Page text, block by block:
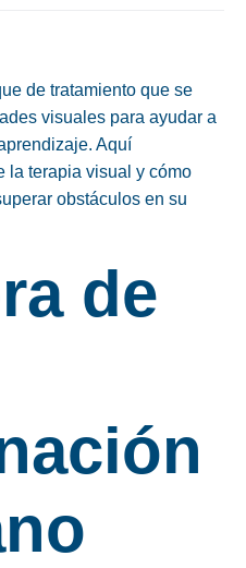
de tratamiento que se
visuales para ayudar a
Aquí
la terapia visual y cómo
obstáculos en su
de